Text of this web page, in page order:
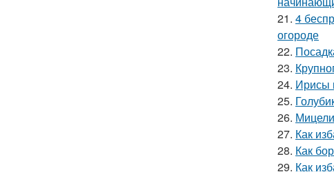
21. 4
огороде
22.
23.
24. Ирисы
25.
26.
27. Как
28. Как
29. Как